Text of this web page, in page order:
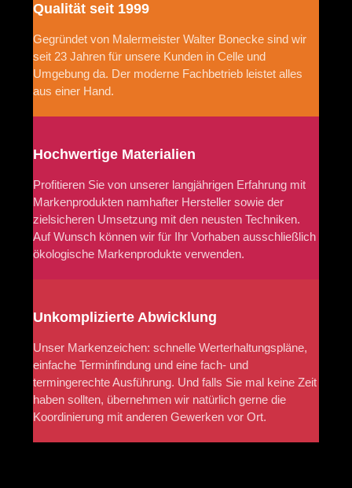
Qualität seit 1999
Gegründet von Malermeister Walter Bonecke sind wir
seit 23 Jahren für unsere Kunden in Celle und
Umgebung da. Der moderne Fachbetrieb leistet alles
aus einer Hand.
Hochwertige Materialien
Profitieren Sie von unserer langjährigen Erfahrung mit
Markenprodukten namhafter Hersteller sowie der
zielsicheren Umsetzung mit den neusten Techniken.
Auf Wunsch können wir für Ihr Vorhaben ausschließlich
ökologische Markenprodukte verwenden.
Unkomplizierte Abwicklung
Unser Markenzeichen: schnelle Werterhaltungspläne,
einfache Terminfindung und eine fach- und
termingerechte Ausführung. Und falls Sie mal keine Zeit
haben sollten, übernehmen wir natürlich gerne die
Koordinierung mit anderen Gewerken vor Ort.